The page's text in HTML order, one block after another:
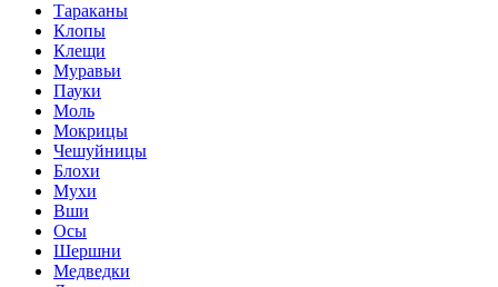
Тараканы
Клопы
Клещи
Муравьи
Пауки
Моль
Мокрицы
Чешуйницы
Блохи
Мухи
Вши
Осы
Шершни
Медведки